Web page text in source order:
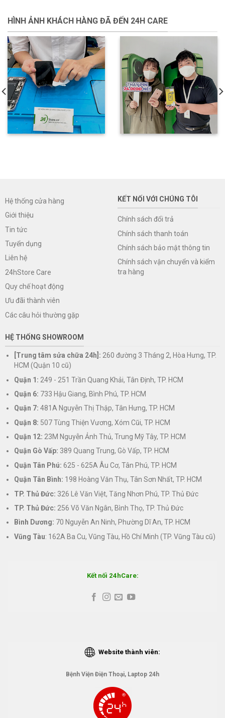
HÌNH ẢNH KHÁCH HÀNG ĐÃ ĐẾN 24H CARE
Hệ thống cửa hàng
Giới thiệu
Tin tức
Tuyển dụng
Liên hệ
24hStore Care
Quy chế hoạt động
Ưu đãi thành viên
Các câu hỏi thường gặp
KẾT NỐI VỚI CHÚNG TÔI
Chính sách đổi trả
Chính sách thanh toán
Chính sách bảo mật thông tin
Chính sách vận chuyển và kiểm
tra hàng
HỆ THỐNG SHOWROOM
[Trung tâm sửa chữa 24h]: 260 đường 3 Tháng 2, Hòa Hưng, TP.
HCM (Quận 10 cũ)
Quận 1: 249 - 251 Trần Quang Khải, Tân Định, TP. HCM
Quận 6: 733 Hậu Giang, Bình Phú, TP. HCM
Quận 7: 481A Nguyễn Thị Thập, Tân Hưng, TP. HCM
Quận 8: 507 Tùng Thiện Vương, Xóm Cũi, TP. HCM
Quận 12: 23M Nguyễn Ảnh Thủ, Trung Mỹ Tây, TP. HCM
Quận Gò Vấp: 389 Quang Trung, Gò Vấp, TP. HCM
Quận Tân Phú: 625 - 625A Âu Cơ, Tân Phú, TP. HCM
Quận Tân Bình: 198 Hoàng Văn Thụ, Tân Sơn Nhất, TP. HCM
TP. Thủ Đức: 326 Lê Văn Việt, Tăng Nhơn Phú, TP. Thủ Đức
TP. Thủ Đức: 256 Võ Văn Ngân, Bình Thọ, TP. Thủ Đức
Bình Dương: 70 Nguyễn An Ninh, Phường Dĩ An, TP. HCM
Vũng Tàu: 162A Ba Cu, Vũng Tàu, Hồ Chí Minh (TP. Vũng Tàu cũ)
Kết nối 24hCare:
Website thành viên:
Bệnh Viện Điện Thoại, Laptop 24h